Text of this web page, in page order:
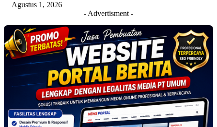
Agustus 1, 2026
- Advertisment -